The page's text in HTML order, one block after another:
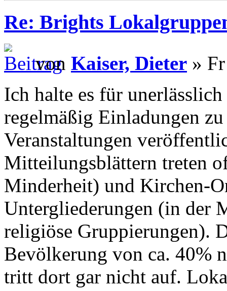
Re: Brights
von Kaiser, Dieter »
Ich halte es für
regelmäßig Einladungen
Veranstaltungen
Mitteilungsblättern treten
Minderheit) und Kirchen-
Untergliederungen (in der
religiöse Gruppierungen).
Bevölkerung von ca. 40%
tritt dort gar nicht auf.